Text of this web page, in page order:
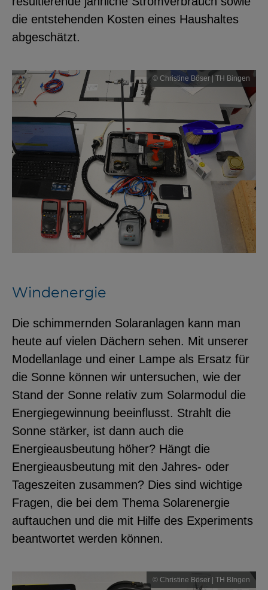
die entstehenden Kosten eines Haushaltes
abgeschätzt.
© Christine Böser | TH Bingen
Windenergie
Die schimmernden Solaranlagen kann man
heute auf vielen Dächern sehen. Mit unserer
Modellanlage und einer Lampe als Ersatz für
die Sonne können wir untersuchen, wie der
Stand der Sonne relativ zum Solarmodul die
Energiegewinnung beeinflusst. Strahlt die
Sonne stärker, ist dann auch die
Energieausbeutung höher? Hängt die
Energieausbeutung mit den Jahres- oder
Tageszeiten zusammen? Dies sind wichtige
Fragen, die bei dem Thema Solarenergie
auftauchen und die mit Hilfe des Experiments
beantwortet werden können.
© Christine Böser | TH BIngen